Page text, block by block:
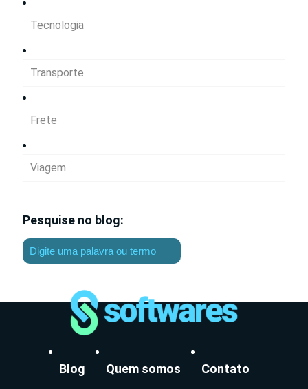
Tecnologia
Transporte
Frete
Viagem
Pesquise no blog:
Blog Quem somos Contato